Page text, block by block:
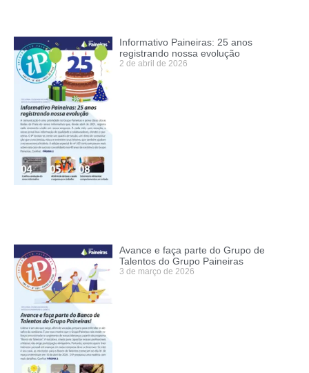
Informativo Paineiras: 25 anos
registrando nossa evolução
2 de abril de 2026
Avance e faça parte do Grupo de
Talentos do Grupo Paineiras
3 de março de 2026